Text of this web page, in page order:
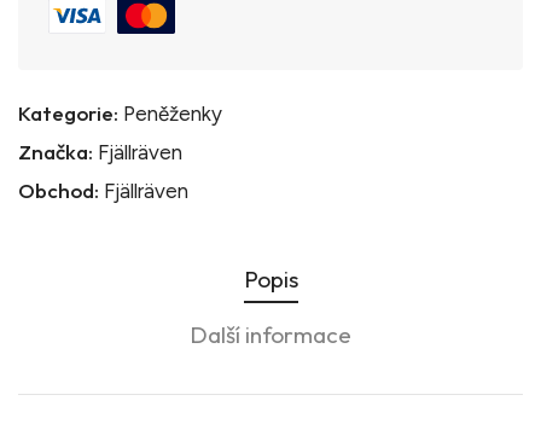
Kategorie: Peněženky
Značka: Fjällräven
Obchod: Fjällräven
Popis
Další informace